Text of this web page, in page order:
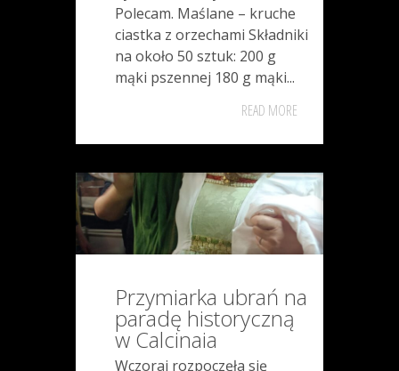
Polecam. Maślane – kruche
ciastka z orzechami Składniki
na około 50 sztuk: 200 g
mąki pszennej 180 g mąki...
READ MORE
Przymiarka ubrań na
paradę historyczną
w Calcinaia
Wczoraj rozpoczęła się